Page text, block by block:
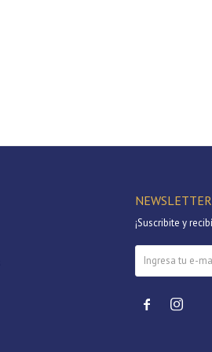
NEWSLETTER
¡Suscribite y
 